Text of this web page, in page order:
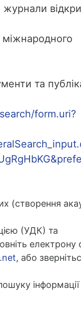
журнали
міжнародного
та
form.uri?
(створення
(УДК) та
, або
інформації